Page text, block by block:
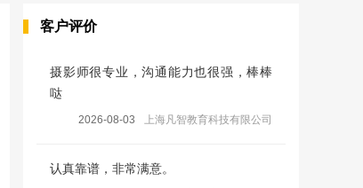
客户评价
摄影师很专业，沟通能力也很强，棒棒
哒
2026-08-03 上海凡智教育科技有限公司
认真靠谱，非常满意。